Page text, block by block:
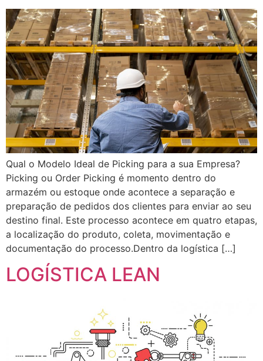
Qual o Modelo Ideal de Picking para a sua Empresa?
Picking ou Order Picking é momento dentro do
armazém ou estoque onde acontece a separação e
preparação de pedidos dos clientes para enviar ao seu
destino final. Este processo acontece em quatro etapas,
a localização do produto, coleta, movimentação e
documentação do processo.Dentro da logística […]
LOGÍSTICA LEAN